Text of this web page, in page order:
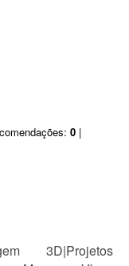
0 |
3D|Projetos